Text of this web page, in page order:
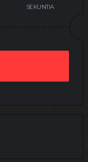
SEKUNTIA